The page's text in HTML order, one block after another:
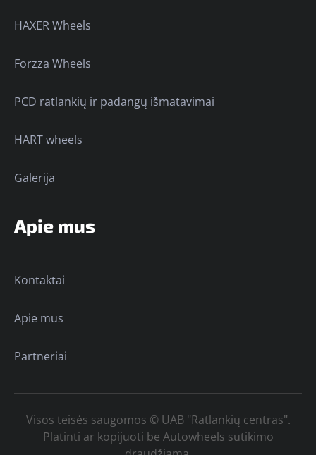
HAXER Wheels
Forzza Wheels
PCD ratlankių ir padangų išmatavimai
HART wheels
Galerija
Apie mus
Kontaktai
Apie mus
Partneriai
Visos teisės saugomos © UAB "Ratlankių centras".
Platinti ar kopijuoti be Autowheels sutikimo